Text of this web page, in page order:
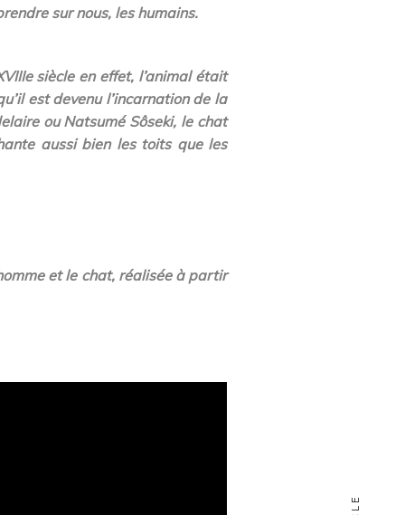
sur nous, les humains.
siècle en effet, l’animal était
est devenu l’incarnation de la
ou Natsumé Sôseki, le chat
aussi bien les toits que les
et le chat, réalisée à partir